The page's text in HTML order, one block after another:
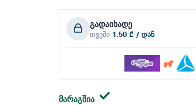
გადაიხადე
თვეში 1.50 ₾ / დან
მარაგშია